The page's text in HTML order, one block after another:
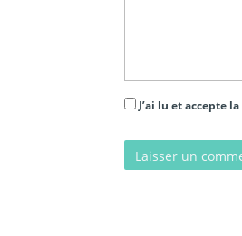
J’ai lu et accepte la